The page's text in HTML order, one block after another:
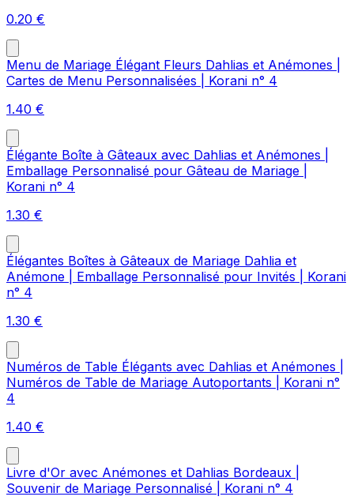
0.20 €
Menu de Mariage Élégant Fleurs Dahlias et Anémones |
Cartes de Menu Personnalisées | Korani n° 4
1.40 €
Élégante Boîte à Gâteaux avec Dahlias et Anémones |
Emballage Personnalisé pour Gâteau de Mariage |
Korani n° 4
1.30 €
Élégantes Boîtes à Gâteaux de Mariage Dahlia et
Anémone | Emballage Personnalisé pour Invités | Korani
n° 4
1.30 €
Numéros de Table Élégants avec Dahlias et Anémones |
Numéros de Table de Mariage Autoportants | Korani n°
4
1.40 €
Livre d'Or avec Anémones et Dahlias Bordeaux |
Souvenir de Mariage Personnalisé | Korani n° 4